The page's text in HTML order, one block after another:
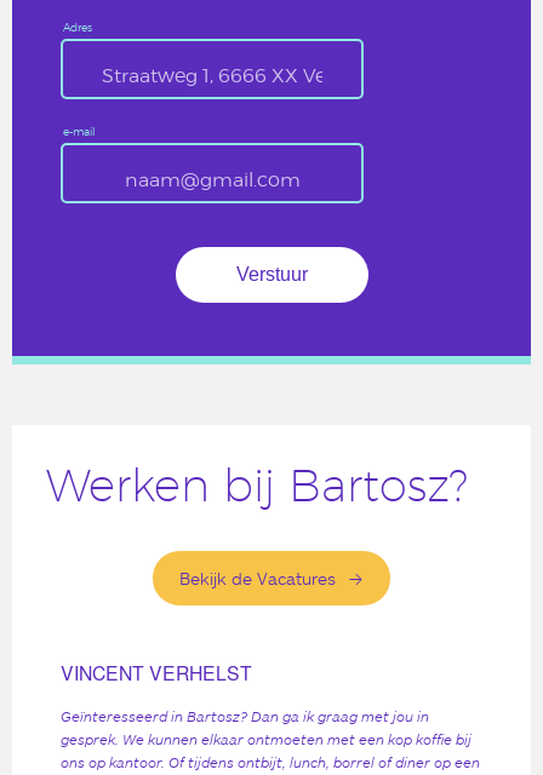
Adres
e-mail
Werken bij Bartosz?
Bekijk de Vacatures
VINCENT VERHELST
Geïnteresseerd in Bartosz? Dan ga ik graag met jou in
gesprek. We kunnen elkaar ontmoeten met een kop koffie bij
ons op kantoor. Of tijdens ontbijt, lunch, borrel of diner op een